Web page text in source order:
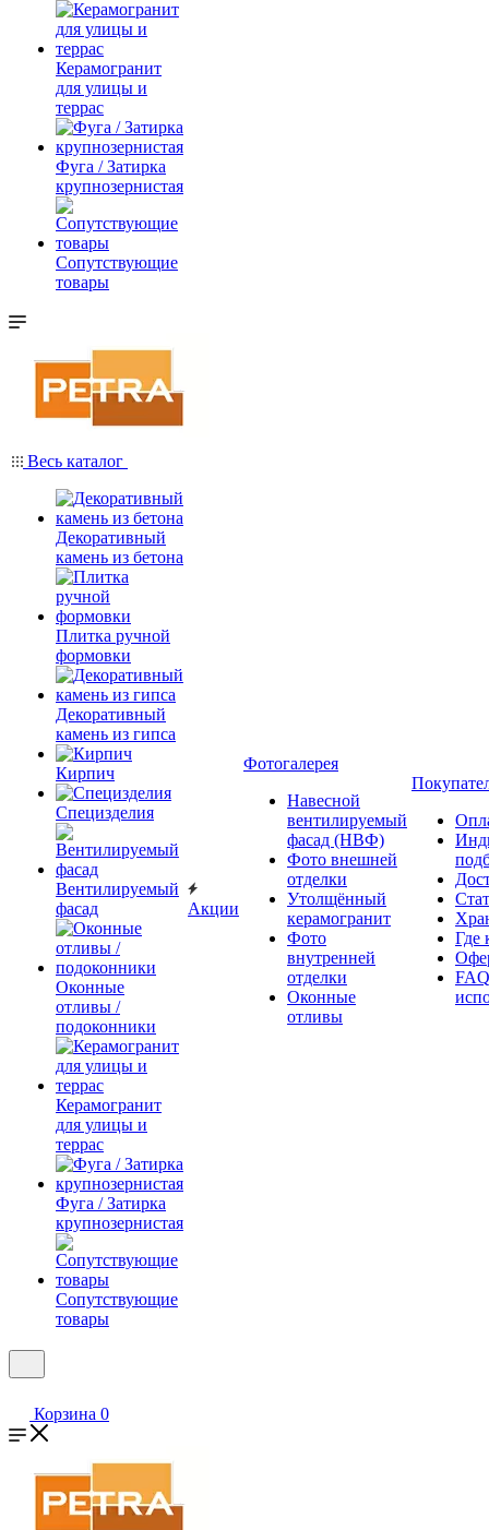
Керамогранит
для улицы и
террас
Фуга / Затирка
крупнозернистая
Сопутствующие
товары
Весь каталог
Декоративный
камень из бетона
Плитка ручной
формовки
Декоративный
камень из гипса
Кирпич
Специзделия
Вентилируемый
фасад
Оконные
отливы /
подоконники
Керамогранит
для улицы и
террас
Фуга / Затирка
крупнозернистая
Сопутствующие
товары
Акции
Фотогалерея
Навесной
вентилируемый
фасад (НВФ)
Фото внешней
отделки
Утолщённый
керамогранит
Фото
внутренней
отделки
Оконные
отливы
Где
Корзина 0